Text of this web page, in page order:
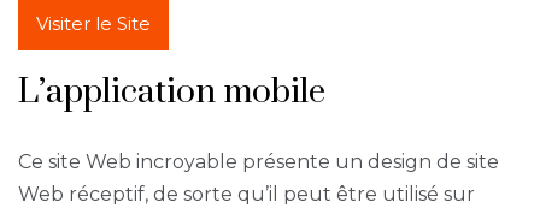
Visiter le Site
L’application mobile
Ce site Web incroyable présente un design de site
Web réceptif, de sorte qu’il peut être utilisé sur